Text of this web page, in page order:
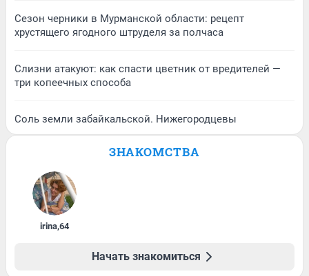
Сезон черники в Мурманской области: рецепт
хрустящего ягодного штруделя за полчаса
Слизни атакуют: как спасти цветник от вредителей —
три копеечных способа
Соль земли забайкальской. Нижегородцевы
ЗНАКОМСТВА
irina,64
Начать знакомиться